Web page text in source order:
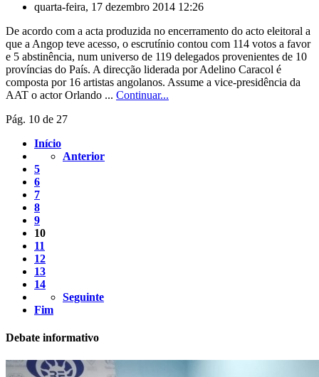
quarta-feira, 17 dezembro 2014 12:26
De acordo com a acta produzida no encerramento do acto eleitoral a
que a Angop teve acesso, o escrutínio contou com 114 votos a favor
e 5 abstinência, num universo de 119 delegados provenientes de 10
províncias do País. A direcção liderada por Adelino Caracol é
composta por 16 artistas angolanos. Assume a vice-presidência da
AAT o actor Orlando ... Continuar...
Pág. 10 de 27
Início
Anterior
5
6
7
8
9
10
11
12
13
14
Seguinte
Fim
Debate informativo